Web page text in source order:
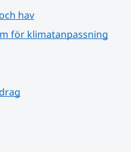
hav
för klimatanpassning